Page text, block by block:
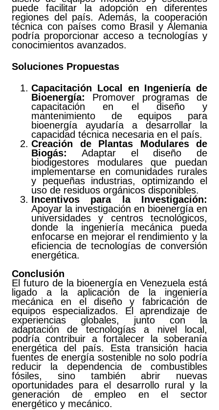
puede facilitar la adopción en diferentes
regiones del país. Además, la cooperación
técnica con países como Brasil y Alemania
podría proporcionar acceso a tecnologías y
conocimientos avanzados.
Soluciones Propuestas
Capacitación Local en Ingeniería de
Bioenergía: Promover programas de
capacitación en el diseño y
mantenimiento de equipos para
bioenergía ayudaría a desarrollar la
capacidad técnica necesaria en el país.
Creación de Plantas Modulares de
Biogás: Adaptar el diseño de
biodigestores modulares que puedan
implementarse en comunidades rurales
y pequeñas industrias, optimizando el
uso de residuos orgánicos disponibles.
Incentivos para la Investigación:
Apoyar la investigación en bioenergía en
universidades y centros tecnológicos,
donde la ingeniería mecánica pueda
enfocarse en mejorar el rendimiento y la
eficiencia de tecnologías de conversión
energética.
Conclusión
El futuro de la bioenergía en Venezuela está
ligado a la aplicación de la ingeniería
mecánica en el diseño y fabricación de
equipos especializados. El aprendizaje de
experiencias globales, junto con la
adaptación de tecnologías a nivel local,
podría contribuir a fortalecer la soberanía
energética del país. Esta transición hacia
fuentes de energía sostenible no solo podría
reducir la dependencia de combustibles
fósiles, sino también abrir nuevas
oportunidades para el desarrollo rural y la
generación de empleo en el sector
energético y mecánico.